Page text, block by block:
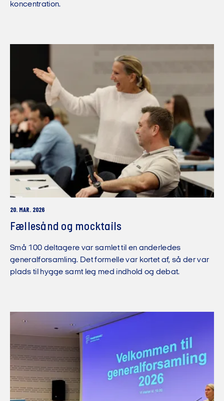
koncentration.
20. MAR. 2026
Fællesånd og mocktails
Små 100 deltagere var samlet til en anderledes
generalforsamling. Det formelle var kortet af, så der var
plads til hygge samt leg med indhold og debat.